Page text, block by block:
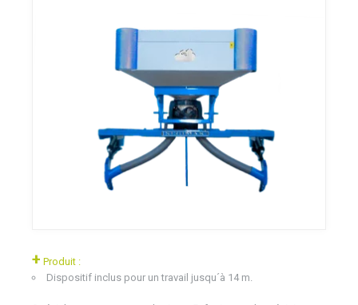
+ Produit :
Dispositif inclus pour un travail jusqu´à 14 m.